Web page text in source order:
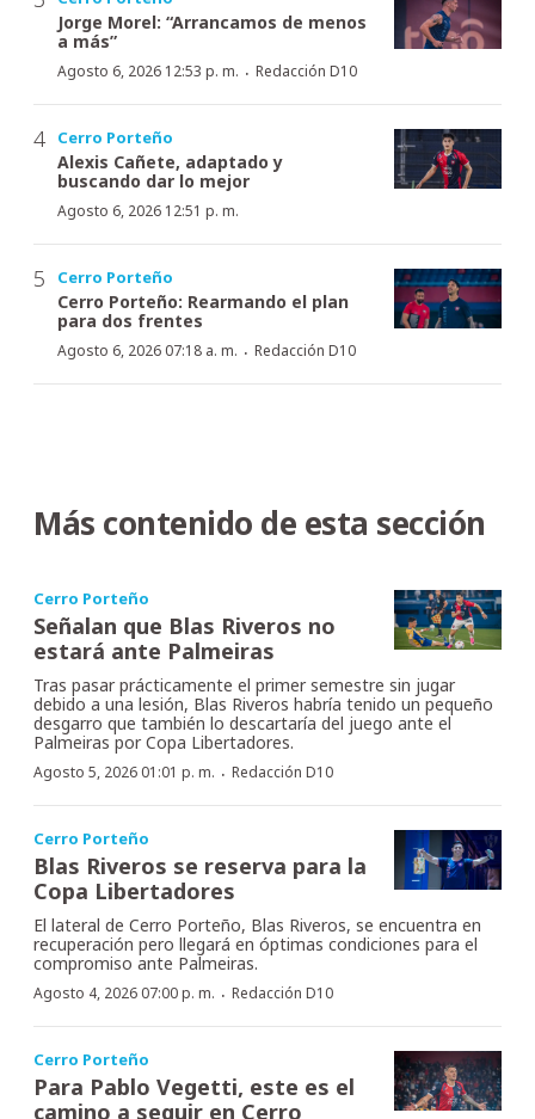
Jorge Morel: “Arrancamos de menos
a más”
Agosto 6, 2026 12:53 p. m. · Redacción D10
Cerro Porteño
Alexis Cañete, adaptado y
buscando dar lo mejor
Agosto 6, 2026 12:51 p. m.
Cerro Porteño
Cerro Porteño: Rearmando el plan
para dos frentes
Agosto 6, 2026 07:18 a. m. · Redacción D10
Más contenido de esta sección
Cerro Porteño
Señalan que Blas Riveros no
estará ante Palmeiras
Tras pasar prácticamente el primer semestre sin jugar
debido a una lesión, Blas Riveros habría tenido un pequeño
desgarro que también lo descartaría del juego ante el
Palmeiras por Copa Libertadores.
Agosto 5, 2026 01:01 p. m. · Redacción D10
Cerro Porteño
Blas Riveros se reserva para la
Copa Libertadores
El lateral de Cerro Porteño, Blas Riveros, se encuentra en
recuperación pero llegará en óptimas condiciones para el
compromiso ante Palmeiras.
Agosto 4, 2026 07:00 p. m. · Redacción D10
Cerro Porteño
Para Pablo Vegetti, este es el
camino a seguir en Cerro